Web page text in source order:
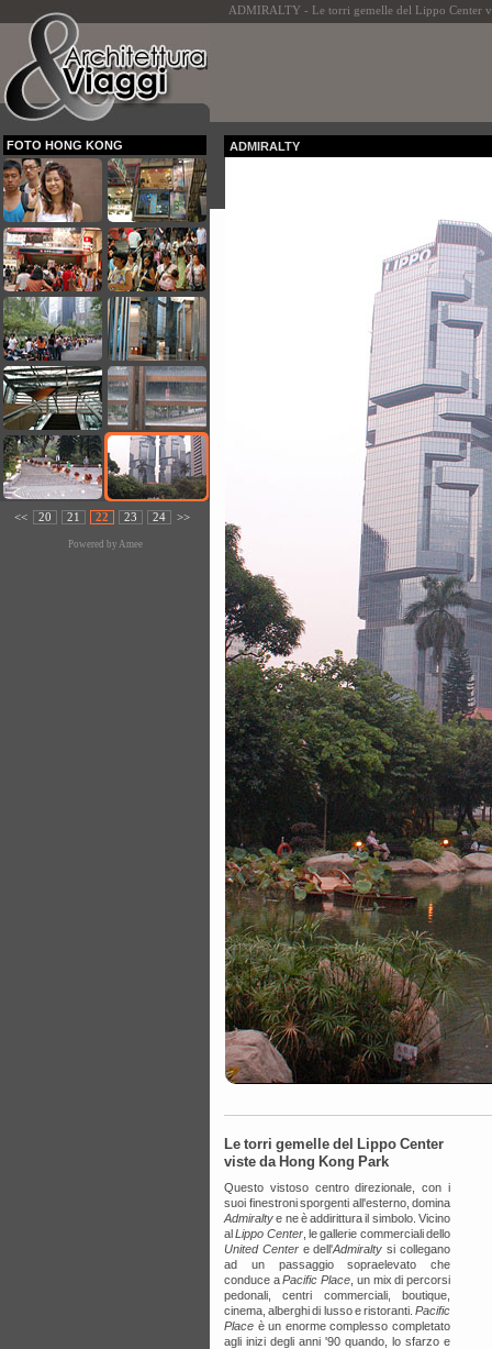
ADMIRALTY - Le torri gemelle del Lippo Center
FOTO HONG KONG
<< 20 21 22 23 24 >>
Powered by Amee
ADMIRALTY
Le torri gemelle del Lippo Center
viste da Hong Kong Park
Questo vistoso centro direzionale, con i
suoi finestroni sporgenti all'esterno, domina
Admiraltye ne è addirittura il simbolo. Vicino
alLippo Center, le gallerie commerciali dello
United Centere dell'Admiralty si collegano
ad un passaggio sopraelevato che
conduce aPacific Place , un mix di percorsi
pedonali, centri commerciali, boutique,
cinema, alberghi di lusso e ristoranti. Pacific
Place è un enorme complesso completato
agli inizi degli anni '90 quando, lo sfarzo e